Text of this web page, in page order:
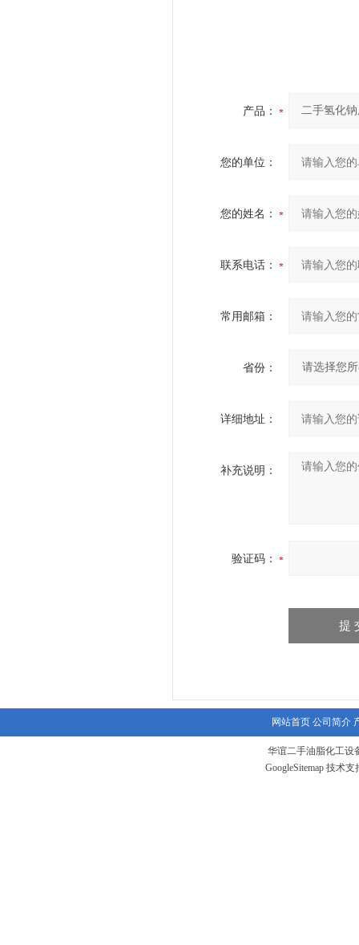
产品：
您的单位：
您的姓名：
联系电话：
常用邮箱：
省份：
详细地址：
补充说明：
验证码：
网站首页 公司简介
华谊二手油脂化工设
GoogleSitemap 技术支